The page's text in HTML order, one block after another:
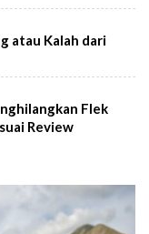
atau Kalah dari
Flek
Review